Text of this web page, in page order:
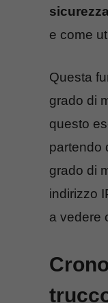
e come
Questa
grado di
questo
partendo
grado di
indirizzo
a vedere